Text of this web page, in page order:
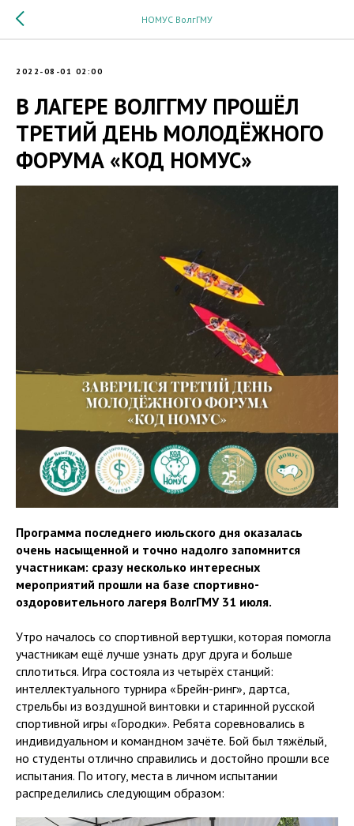
НОМУС ВолгГМУ
2022-08-01 02:00
В ЛАГЕРЕ ВОЛГГМУ ПРОШЁЛ
ТРЕТИЙ ДЕНЬ МОЛОДЁЖНОГО
ФОРУМА «КОД НОМУС»
Программа последнего июльского дня оказалась
очень насыщенной и точно надолго запомнится
участникам: сразу несколько интересных
мероприятий прошли на базе спортивно-
оздоровительного лагеря ВолгГМУ 31 июля.
Утро началось со спортивной вертушки, которая помогла
участникам ещё лучше узнать друг друга и больше
сплотиться. Игра состояла из четырёх станций:
интеллектуального турнира «Брейн-ринг», дартса,
стрельбы из воздушной винтовки и старинной русской
спортивной игры «Городки». Ребята соревновались в
индивидуальном и командном зачёте. Бой был тяжёлый,
но студенты отлично справились и достойно прошли все
испытания. По итогу, места в личном испытании
распределились следующим образом: